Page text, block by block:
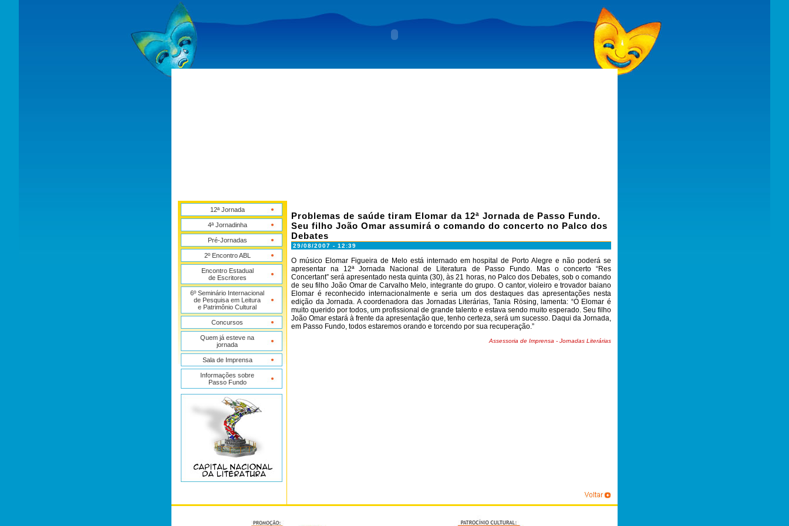
12ª Jornada
4ª Jornadinha
Pré-Jornadas
2º Encontro ABL
Encontro Estadual
de Escritores
6º Seminário Internacional
de Pesquisa em Leitura
e Patrimônio Cultural
Concursos
Quem já esteve na
jornada
Sala de Imprensa
Informações sobre
Passo Fundo
Problemas de saúde tiram Elomar da 12ª Jornada de Passo Fundo.
Seu filho João Omar assumirá o comando do concerto no Palco dos
Debates
29/08/2007 - 12:39
O músico Elomar Figueira de Melo está internado em hospital de Porto Alegre e não poderá se
apresentar na 12ª Jornada Nacional de Literatura de Passo Fundo. Mas o concerto “Res
Concertant” será apresentado nesta quinta (30), às 21 horas, no Palco dos Debates, sob o comando
de seu filho João Omar de Carvalho Melo, integrante do grupo. O cantor, violeiro e trovador baiano
Elomar é reconhecido internacionalmente e seria um dos destaques das apresentações nesta
edição da Jornada. A coordenadora das Jornadas Literárias, Tania Rösing, lamenta: “O Elomar é
muito querido por todos, um profissional de grande talento e estava sendo muito esperado. Seu filho
João Omar estará à frente da apresentação que, tenho certeza, será um sucesso. Daqui da Jornada,
em Passo Fundo, todos estaremos orando e torcendo por sua recuperação.”
Assessoria de Imprensa - Jornadas Literárias